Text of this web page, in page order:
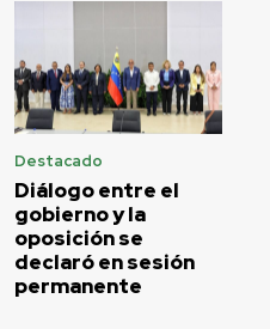
Destacado
Diálogo entre el
gobierno y la
oposición se
declaró en sesión
permanente